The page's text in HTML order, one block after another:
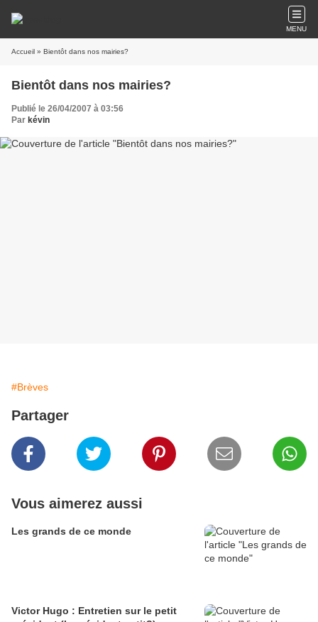
MENU
Accueil » Bientôt dans nos mairies?
Bientôt dans nos mairies?
Publié le 26/04/2007 à 03:56
Par kévin
#Brèves
Partager
Vous aimerez aussi
Les grands de ce monde
Victor Hugo : Entretien sur le petit